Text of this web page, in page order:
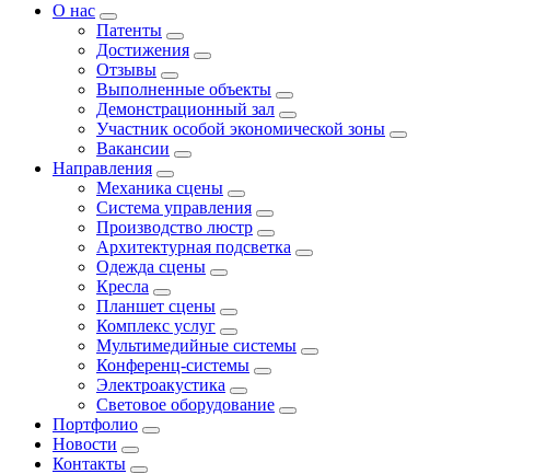
О нас
Патенты
Достижения
Отзывы
Выполненные объекты
Демонстрационный зал
Участник особой экономической зоны
Вакансии
Направления
Механика сцены
Система управления
Производство люстр
Архитектурная подсветка
Одежда сцены
Кресла
Планшет сцены
Комплекс услуг
Мультимедийные системы
Конференц-системы
Электроакустика
Световое оборудование
Портфолио
Новости
Контакты